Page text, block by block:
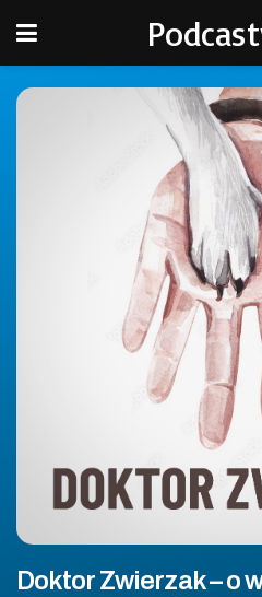
Doktor Zwierzak – o